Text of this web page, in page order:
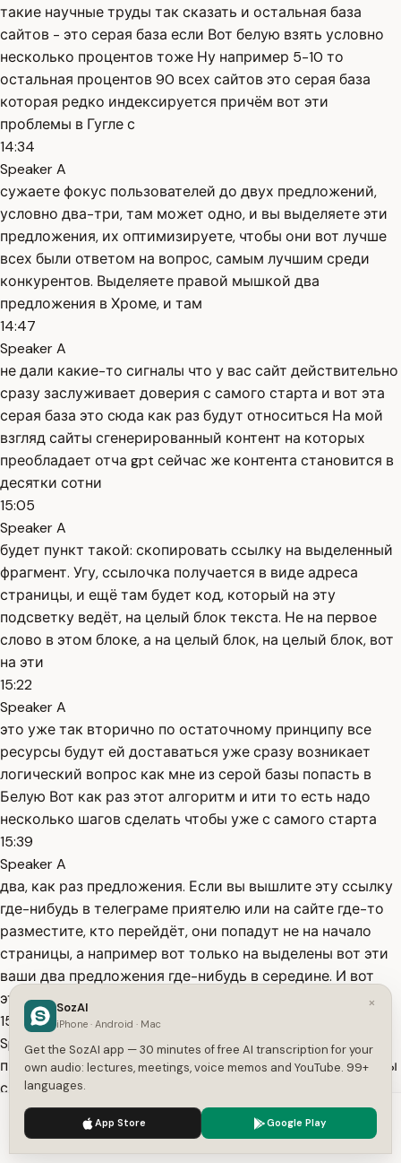
такие научные труды так сказать и остальная база
сайтов - это серая база если Вот белую взять условно
несколько процентов тоже Ну например 5-10 то
остальная процентов 90 всех сайтов это серая база
которая редко индексируется причём вот эти
проблемы в Гугле с
14:34
Speaker A
сужаете фокус пользователей до двух предложений,
условно два-три, там может одно, и вы выделяете эти
предложения, их оптимизируете, чтобы они вот лучше
всех были ответом на вопрос, самым лучшим среди
конкурентов. Выделяете правой мышкой два
предложения в Хроме, и там
14:47
Speaker A
не дали какие-то сигналы что у вас сайт действительно
сразу заслуживает доверия с самого старта и вот эта
серая база это сюда как раз будут относиться На мой
взгляд сайты сгенерированный контент на которых
преобладает отча gpt сейчас же контента становится в
десятки сотни
15:05
Speaker A
будет пункт такой: скопировать ссылку на выделенный
фрагмент. Угу, ссылочка получается в виде адреса
страницы, и ещё там будет код, который на эту
подсветку ведёт, на целый блок текста. Не на первое
слово в этом блоке, а на целый блок, на целый блок, вот
на эти
15:22
Speaker A
это уже так вторично по остаточному принципу все
ресурсы будут ей доставаться уже сразу возникает
логический вопрос как мне из серой базы попасть в
Белую Вот как раз этот алгоритм и ити то есть надо
несколько шагов сделать чтобы уже с самого старта
15:39
Speaker A
два, как раз предложения. Если вы вышлите эту ссылку
где-нибудь в телеграме приятелю или на сайте где-то
разместите, кто перейдёт, они попадут не на начало
страницы, а например вот только на выделены вот эти
ваши два предложения где-нибудь в середине. И вот
эти
15:56
Speaker A
причём он должен указываться не просто текстом А сы
с имени и фамилие должна вести на отдельную
страницу автора на этом сайте внутри сайта Да на этой
странице должна быть отдельно представлена
биография краткая профессиональная вот этого
We use cookies to enhance your experience.
×
SozAI
iPhone · Android · Mac
Get the SozAI app — 30 minutes of free AI transcription for your
own audio: lectures, meetings, voice memos and YouTube. 99+
languages.
App Store Google Play